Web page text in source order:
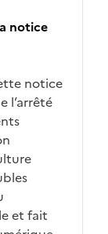
notice
notice
l’arrêté
et fait